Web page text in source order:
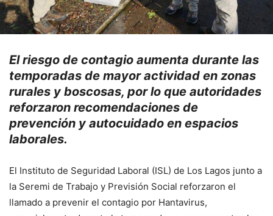
El riesgo de contagio aumenta durante las
temporadas de mayor actividad en zonas
rurales y boscosas, por lo que autoridades
reforzaron recomendaciones de
prevención y autocuidado en espacios
laborales.
El Instituto de Seguridad Laboral (ISL) de Los Lagos junto a
la Seremi de Trabajo y Previsión Social reforzaron el
llamado a prevenir el contagio por Hantavirus,